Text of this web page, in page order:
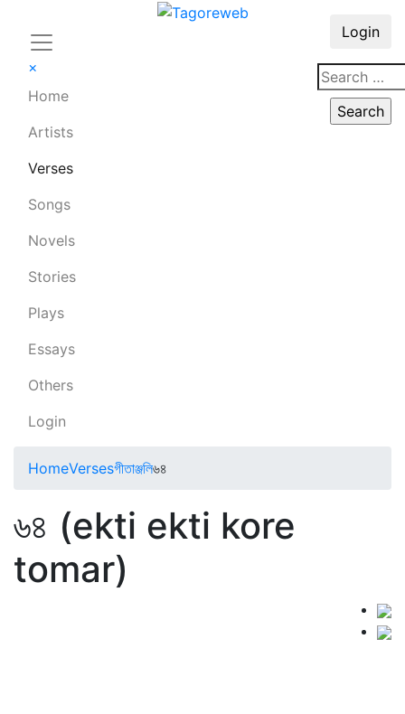
×
Home
Artists
Verses
Songs
Novels
Stories
Plays
Essays
Others
Login
Login
HomeVersesগীতাঞ্জলি৬৪
৬৪ (ekti ekti kore
tomar)